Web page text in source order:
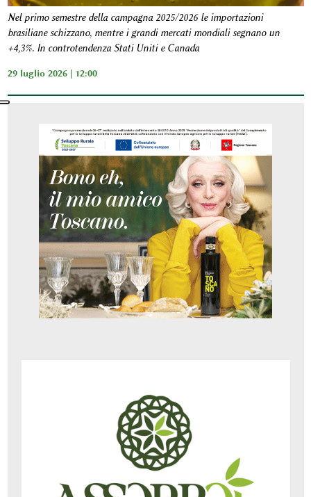
Nel primo semestre della campagna 2025/2026 le importazioni
brasiliane schizzano, mentre i grandi mercati mondiali segnano un
+4,3%. In controtendenza Stati Uniti e Canada
29 luglio 2026 | 12:00